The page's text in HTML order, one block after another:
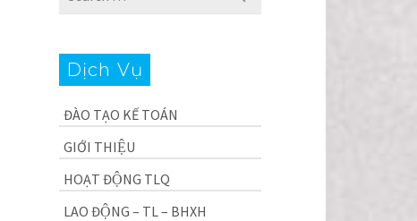
Dịch Vụ
ĐÀO TẠO KẾ TOÁN
GIỚI THIỆU
HOẠT ĐỘNG TLQ
LAO ĐỘNG – TL – BHXH